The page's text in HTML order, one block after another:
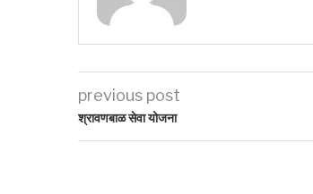
previous post
श्रावणबाळ सेवा योजना